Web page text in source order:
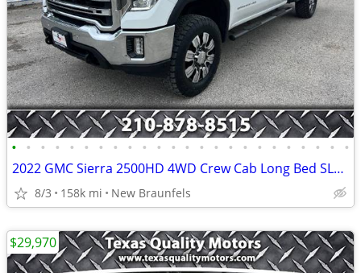
• • • • • • • • • • • • • • • • • • • • • • • •
2022 GMC Sierra 2500HD 4WD Crew Cab Long Bed SLE 6.6L Gas 20 Alloys
8/3 158k mi New Braunfels
$29,970